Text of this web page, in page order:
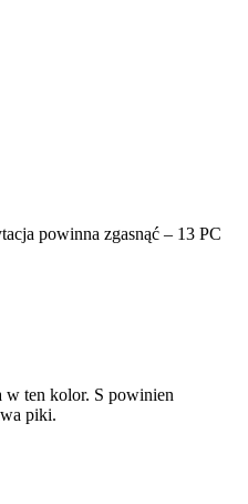
powinna zgasnąć – 13 PC
ten kolor. S powinien
piki.